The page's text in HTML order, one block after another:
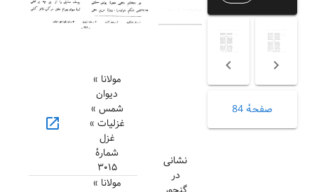
صفحهٔ 84
نشانی
در
مولانا »
دیوان
شمس »
غزلیات »
غزل
شمارهٔ
۳۰۱۵
open_in_new
مولانا »